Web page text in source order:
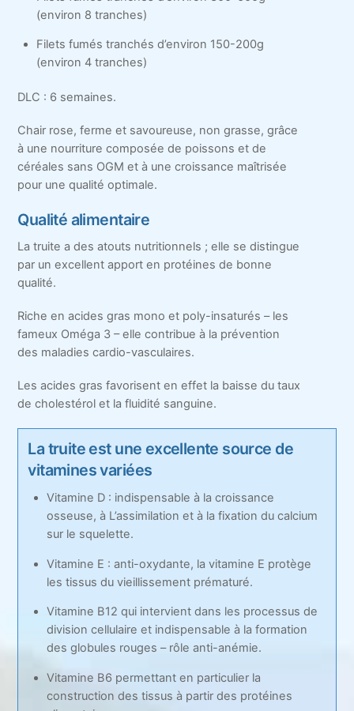
(environ 8 tranches)
Filets fumés tranchés d’environ 150-200g
(environ 4 tranches)
DLC : 6 semaines.
Chair rose, ferme et savoureuse, non grasse, grâce
à une nourriture composée de poissons et de
céréales sans OGM et à une croissance maîtrisée
pour une qualité optimale.
Qualité alimentaire
La truite a des atouts nutritionnels ; elle se distingue
par un excellent apport en protéines de bonne
qualité.
Riche en acides gras mono et poly-insaturés – les
fameux Oméga 3 – elle contribue à la prévention
des maladies cardio-vasculaires.
Les acides gras favorisent en effet la baisse du taux
de cholestérol et la fluidité sanguine.
La truite est une excellente source de
vitamines variées
Vitamine D : indispensable à la croissance
osseuse, à L’assimilation et à la fixation du calcium
sur le squelette.
Vitamine E : anti-oxydante, la vitamine E protège
les tissus du vieillissement prématuré.
Vitamine B12 qui intervient dans les processus de
division cellulaire et indispensable à la formation
des globules rouges – rôle anti-anémie.
Vitamine B6 permettant en particulier la
construction des tissus à partir des protéines